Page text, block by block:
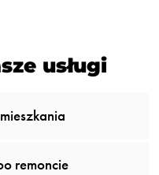
usługi
remoncie